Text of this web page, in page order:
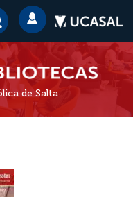
de Salta